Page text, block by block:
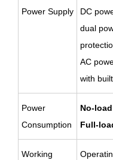
Power Supply
DC
dual
AC
with
Power
Consumption
No-
Full-
Working